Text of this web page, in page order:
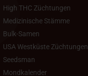
High THC Züchtungen
Medizinische Stämme
Bulk-Samen
USA Westküste Züchtungen
Seedsman
Mondkalender